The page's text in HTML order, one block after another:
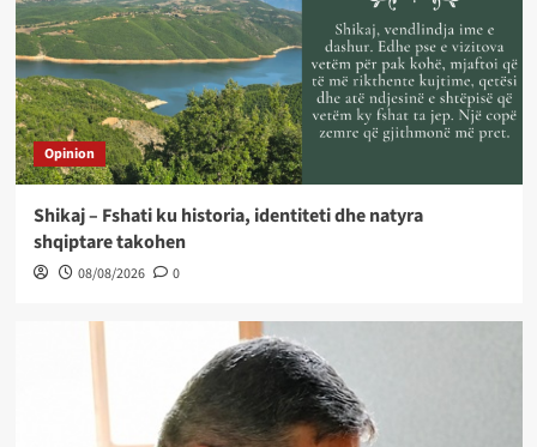
Opinion
Shikaj – Fshati ku historia, identiteti dhe natyra
shqiptare takohen
08/08/2026 0